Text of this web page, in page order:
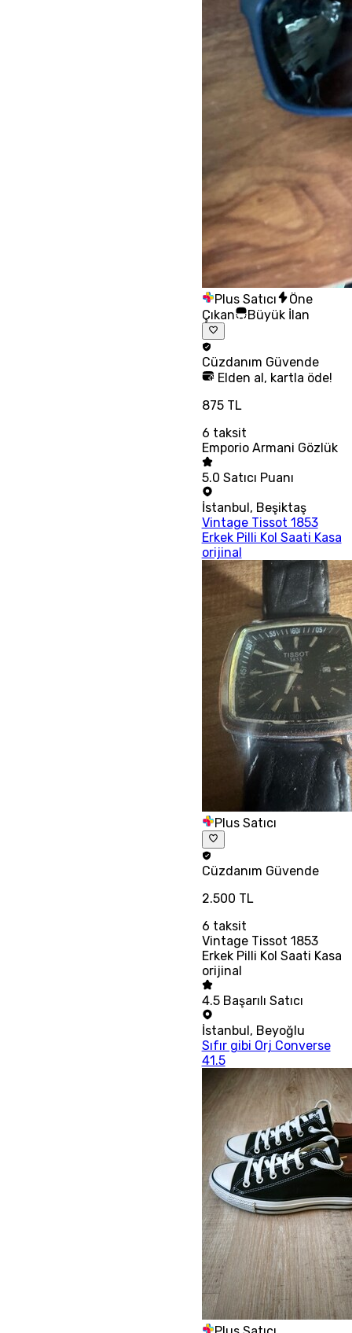
Plus Satıcı
Öne
Çıkan
Büyük İlan
Cüzdanım Güvende
Elden al, kartla öde!
875 TL
6 taksit
Emporio Armani Gözlük
5.0 Satıcı Puanı
İstanbul , Beşiktaş
Vintage Tissot 1853
Erkek Pilli Kol Saati Kasa
orijinal
Plus Satıcı
Cüzdanım Güvende
2.500 TL
6 taksit
Vintage Tissot 1853
Erkek Pilli Kol Saati Kasa
orijinal
4.5 Başarılı Satıcı
İstanbul, Beyoğlu
Sıfır gibi Orj Converse
41.5